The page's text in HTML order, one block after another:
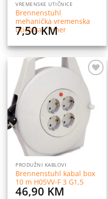
VREMENSKE UTIČNICE
Brennenstuhl
mehanička vremenska
utičnica / timer
7,50KM
Dodaj
listu
želja
PRODUŽNI KABLOVI
Brennenstuhl kabal box
10 m H05VV-F 3 G1,5
46,90 KM